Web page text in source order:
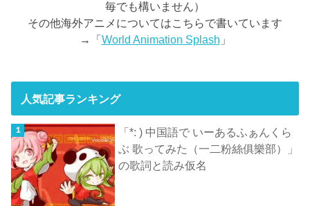
毎でも構いません）
その他海外アニメについてはこちらで書いています
→「World Animation Splash 」
人気記事ランキング
「*: ) 中国語で いーあるふぁんくら
ぶ 歌ってみた（一二粉絲俱樂部）」
の歌詞と読み仮名